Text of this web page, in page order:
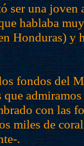
ser una joven
hablaba
Honduras) y
fondos del
que
con las
miles de
.